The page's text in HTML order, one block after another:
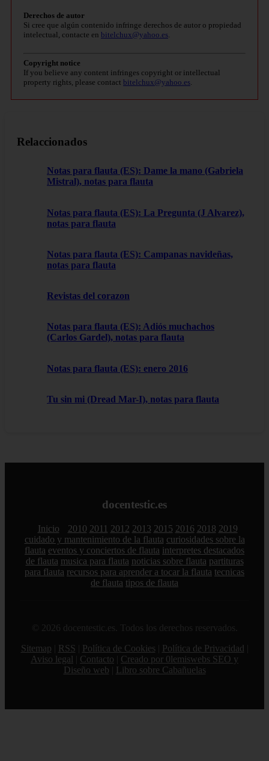
Derechos de autor
Si cree que algún contenido infringe derechos de autor o propiedad
intelectual, contacte en bitelchux@yahoo.es
Copyright notice
If you believe any content infringes copyright or intellectual
property rights, please contact bitelchux@yahoo.es
Relaccionados
Notas para flauta (ES): Dame la mano (Gabriela
Mistral), notas para flauta
Notas para flauta (ES): La Pregunta (J Alvarez),
notas para flauta
Notas para flauta (ES): Campanas navideñas,
notas para flauta
Revistas del corazon
Notas para flauta (ES): Adiós muchachos
(Carlos Gardel), notas para flauta
Notas para flauta (ES): enero 2016
Tu sin mi (Dread Mar-I), notas para flauta
docentestic.es
Inicio 2010 2011 2012 2013 2015 2016 2018 2019
cuidado y mantenimiento de la flauta curiosidades sobre la
flauta eventos y conciertos de flauta interpretes destacados
de flauta musica para flauta noticias sobre flauta partituras
para flauta recursos para aprender a tocar la flauta tecnicas
de flauta tipos de flauta
© 2026 docentestic.es. Todos los derechos reservados.
Sitemap
RSS Política de Cookies Política de Privacidad
Aviso legal
Contacto
Creado por 0lemiswebs SEO y
Diseño web
Libro sobre Cabañuelas